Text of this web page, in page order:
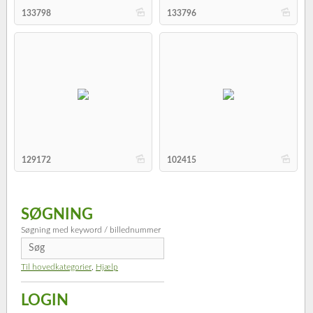
b
133798 b
133796
b
129172 b
102415
SØGNING
Søgning med keyword / billednummer
Til hovedkategorier Hjælp
LOGIN